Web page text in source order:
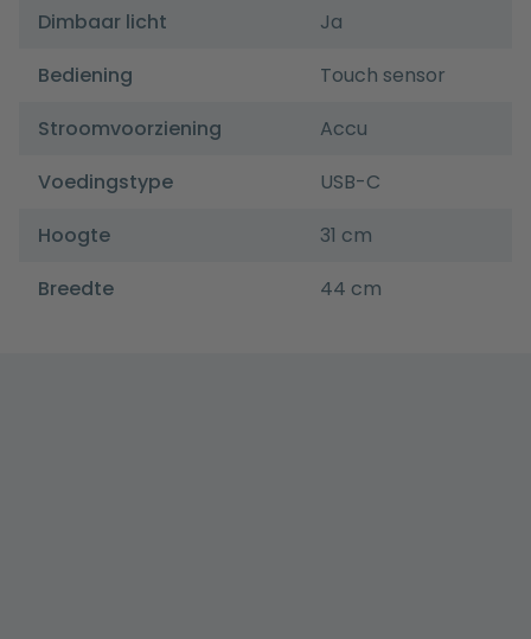
Dimbaar licht
Ja
Bediening
Touch sensor
Stroomvoorziening
Accu
Voedingstype
USB-C
Hoogte
31 cm
Breedte
44 cm